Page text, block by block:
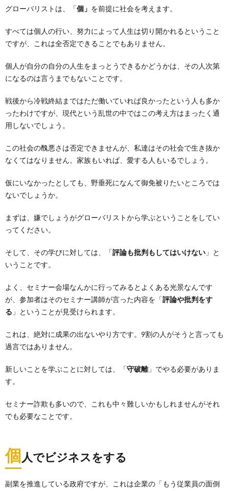
グローバリストは、「個」 を前提に社会を考えます。
すべては個人の行い、努力によって人生は切り開かれるということ
ですが、これは全否定できることでもありません。
個人が自分の自分の人生をまっとうできるかどうかは、その人次第
になるのは言うまでもないことです。
戦後から冷戦終結まではただ働いていれば良かったという人も多か
ったわけですが、現代という乱世の中ではこの考え方はまったく通
用しないでしょう。
この社会の醜悪さは否定できませんが、私達はその社会で生き抜か
なくてはなりません。家族もいれば、愛する人もいるでしょう。
仮にいなかったとしても、野垂死になんて御免被りたいところでは
ないでしょうか。
まずは、嫌でしょうがグローバリストから学ぶということをしてい
ってください。
そして、その学びに対しては、「評論も批判もしてはいけない 」と
いうことです。
よく、セミナー会場なんかに行ってみるとよくある光景なんです
が、参加者はそのセミナー講師が言った内容を「評論や批判をす
る 」ということが見受けられます。
これは、絶対に成果の出ないやり方です。9割の人がそうと言っても
過言ではありません。
新しいことを学ぶことに対しては、「守破離」でやる必要がありま
す。
セミナー詐欺も多いので、これも中々難しいかもしれませんがそれ
でも必要なことです。
個人でビジネスをする
副業を推進している政府ですが、これは企業の「もう従業員の面倒